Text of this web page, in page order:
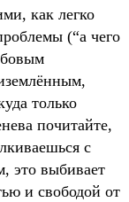
как легко
(“а чего
только
почитайте,
с
это выбивает
и свободой от